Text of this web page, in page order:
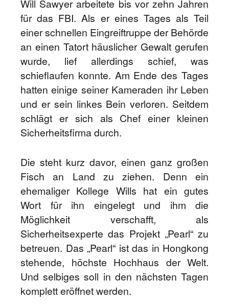
Will Sawyer arbeitete bis vor zehn Jahren
für das FBI. Als er eines Tages als Teil
einer schnellen Eingreiftruppe der Behörde
an einen Tatort häuslicher Gewalt gerufen
wurde, lief allerdings schief, was
schieflaufen konnte. Am Ende des Tages
hatten einige seiner Kameraden ihr Leben
und er sein linkes Bein verloren. Seitdem
schlägt er sich als Chef einer kleinen
Sicherheitsfirma durch.
Die steht kurz davor, einen ganz großen
Fisch an Land zu ziehen. Denn ein
ehemaliger Kollege Wills hat ein gutes
Wort für ihn eingelegt und ihm die
Möglichkeit verschafft, als
Sicherheitsexperte das Projekt „Pearl“ zu
betreuen. Das „Pearl“ ist das in Hongkong
stehende, höchste Hochhaus der Welt.
Und selbiges soll in den nächsten Tagen
komplett eröffnet werden.